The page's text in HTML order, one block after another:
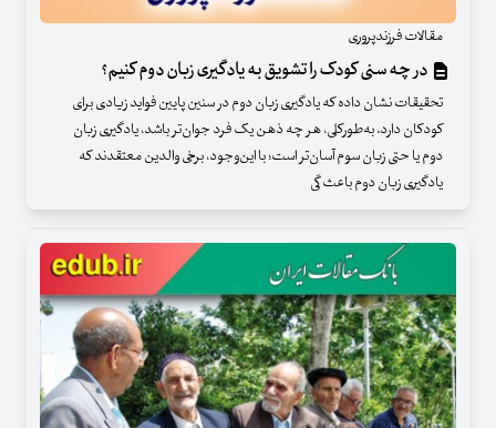
مقالات فرزندپروری
در چه سنی کودک را تشویق به یادگیری زبان دوم کنیم؟
تحقیقات نشان داده که یادگیری زبان دوم در سنین پایین فواید زیادی برای
کودکان دارد. به‌طورکلی، هر چه ذهن یک فرد جوان‌تر باشد، یادگیری زبان
دوم یا حتی زبان سوم آسان‌تر است؛ با این‌وجود، برخی والدین معتقدند که
یادگیری زبان دوم باعث گی